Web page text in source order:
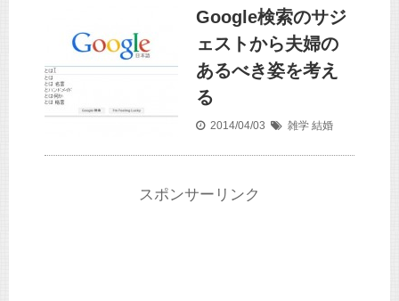
Google検索のサジ
ェストから夫婦の
あるべき姿を考え
る
2014/04/03 雑学 結婚
スポンサーリンク